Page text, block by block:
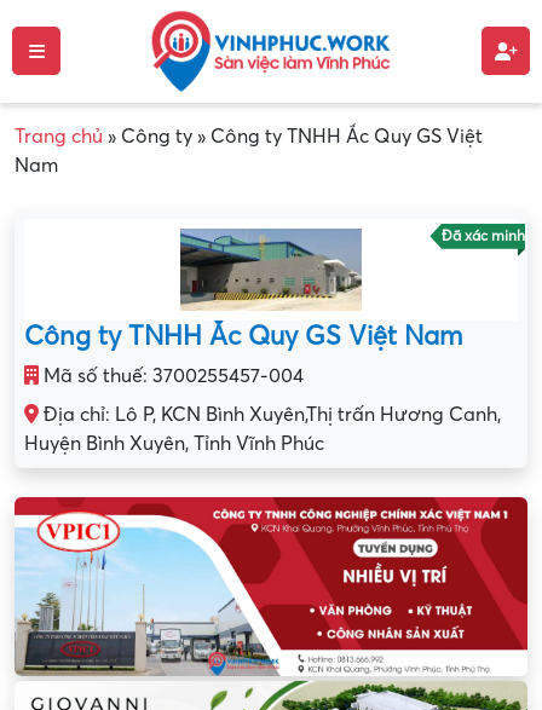
Trang chủ » Công ty » Công ty TNHH Ắc Quy GS Việt
Nam
Đã xác minh
Công ty TNHH Ắc Quy GS Việt Nam
Mã số thuế: 3700255457-004
Địa chỉ: Lô P, KCN Bình Xuyên,Thị trấn Hương Canh,
Huyện Bình Xuyên, Tỉnh Vĩnh Phúc